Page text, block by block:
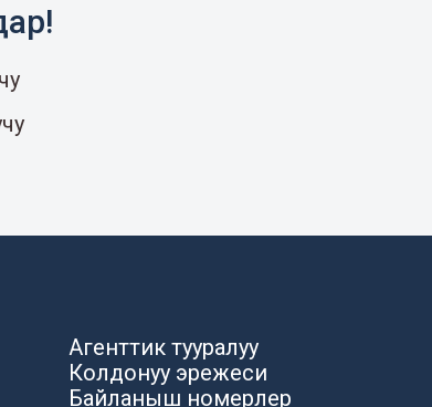
Агенттик тууралуу
Колдонуу эрежеси
Байланыш номерлер